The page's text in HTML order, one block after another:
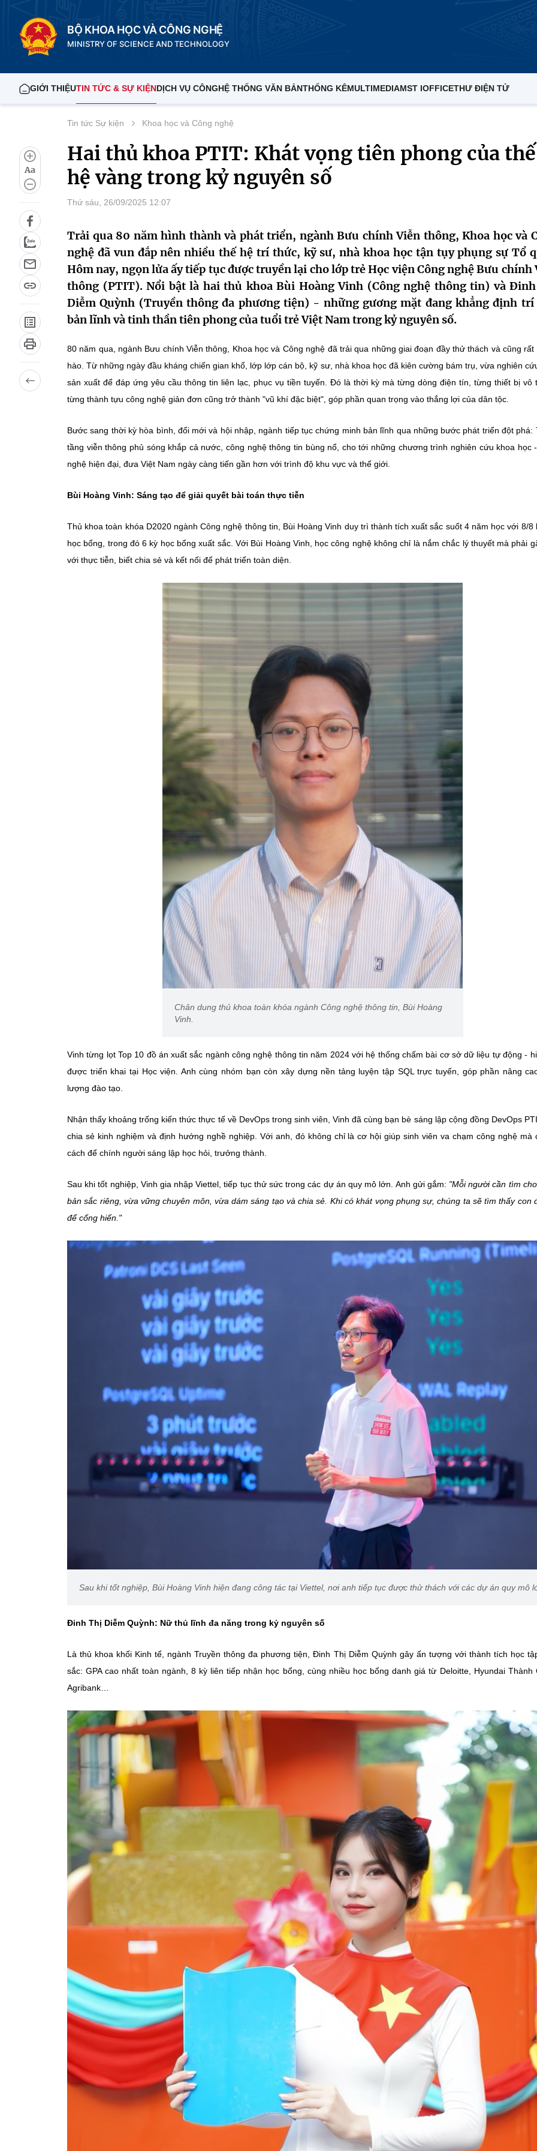
BỘ KHOA HỌC VÀ CÔNG NGHỆ
MINISTRY OF SCIENCE AND TECHNOLOGY
GIỚI THIỆUTIN TỨC & SỰ KIỆNDỊCH VỤ CÔNGHỆ THỐNG VĂN BẢNTHỐNG KÊMULTIMEDIAMST IOFFICETHƯ ĐIỆN TỬ
Aa
Tin tức Sự kiện Khoa học và Công nghệ
Hai thủ khoa PTIT: Khát vọng tiên phong của thế
hệ vàng trong kỷ nguyên số
Thứ sáu, 26/09/2025 12:07
Trải qua 80 năm hình thành và phát triển, ngành Bưu chính Viễn thông, Khoa học và
nghệ đã vun đắp nên nhiều thế hệ trí thức, kỹ sư, nhà khoa học tận tụy phụng sự Tổ
Hôm nay, ngọn lửa ấy tiếp tục được truyền lại cho lớp trẻ Học viện Công nghệ Bưu chính
thông (PTIT). Nổi bật là hai thủ khoa Bùi Hoàng Vinh (Công nghệ thông tin) và
Diễm Quỳnh (Truyền thông đa phương tiện) - những gương mặt đang khẳng định trí
bản lĩnh và tinh thần tiên phong của tuổi trẻ Việt Nam trong kỷ nguyên số.
80 năm qua, ngành Bưu chính Viễn thông, Khoa học và Công nghệ đã trải qua những giai đoạn đầy thử thách và cũng rất
hào. Từ những ngày đầu kháng chiến gian khổ, lớp lớp cán bộ, kỹ sư, nhà khoa học đã kiên cường bám trụ, vừa nghiên
sản xuất để đáp ứng yêu cầu thông tin liên lạc, phục vụ tiền tuyến. Đó là thời kỳ mà từng dòng điện tín, từng thiết bị vô
từng thành tựu công nghệ giản đơn cũng trở thành "vũ khí đặc biệt", góp phần quan trọng vào thắng lợi của dân tộc.
Bước sang thời kỳ hòa bình, đổi mới và hội nhập, ngành tiếp tục chứng minh bản lĩnh qua những bước phát triển đột phá:
tầng viễn thông phủ sóng khắp cả nước, công nghệ thông tin bùng nổ, cho tới những chương trình nghiên cứu khoa học
nghệ hiện đại, đưa Việt Nam ngày càng tiến gần hơn với trình độ khu vực và thế giới.
Bùi Hoàng Vinh: Sáng tạo để giải quyết bài toán thực tiễn
Thủ khoa toàn khóa D2020 ngành Công nghệ thông tin, Bùi Hoàng Vinh duy trì thành tích xuất sắc suốt 4 năm học với 8/8
học bổng, trong đó 6 kỳ học bổng xuất sắc. Với Bùi Hoàng Vinh, học công nghệ không chỉ là nắm chắc lý thuyết mà phải
với thực tiễn, biết chia sẻ và kết nối để phát triển toàn diện.
Chân dung thủ khoa toàn khóa ngành Công nghệ thông tin, Bùi Hoàng
Vinh.
Vinh từng lọt Top 10 đồ án xuất sắc ngành công nghệ thông tin năm 2024 với hệ thống chấm bài cơ sở dữ liệu tự động -
được triển khai tại Học viện. Anh cùng nhóm bạn còn xây dựng nền tảng luyện tập SQL trực tuyến, góp phần nâng
lượng đào tạo.
Nhận thấy khoảng trống kiến thức thực tế về DevOps trong sinh viên, Vinh đã cùng bạn bè sáng lập cộng đồng DevOps
chia sẻ kinh nghiệm và định hướng nghề nghiệp. Với anh, đó không chỉ là cơ hội giúp sinh viên va chạm công nghệ mà
cách để chính người sáng lập học hỏi, trưởng thành.
Sau khi tốt nghiệp, Vinh gia nhập Viettel, tiếp tục thử sức trong các dự án quy mô lớn. Anh gửi gắm: "Mỗi người cần tìm
bản sắc riêng, vừa vững chuyên môn, vừa dám sáng tạo và chia sẻ. Khi có khát vọng phụng sự, chúng ta sẽ tìm thấy con
để cống hiến."
Sau khi tốt nghiệp, Bùi Hoàng Vinh hiện đang công tác tại Viettel, nơi anh tiếp tục được thử thách với các dự án quy mô
Đinh Thị Diễm Quỳnh: Nữ thủ lĩnh đa năng trong kỷ nguyên số
Là thủ khoa khối Kinh tế, ngành Truyền thông đa phương tiện, Đinh Thị Diễm Quỳnh gây ấn tượng với thành tích học
sắc: GPA cao nhất toàn ngành, 8 kỳ liên tiếp nhận học bổng, cùng nhiều học bổng danh giá từ Deloitte, Hyundai Thành
Agribank…